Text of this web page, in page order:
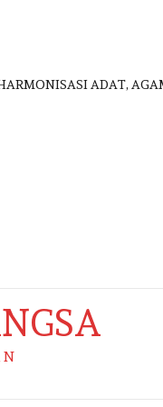
ADAT,